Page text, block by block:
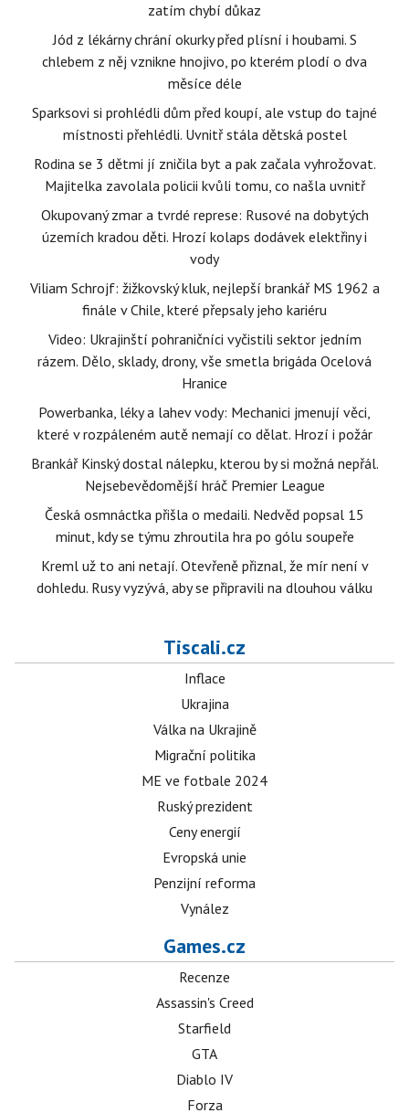
zatím chybí důkaz
Jód z lékárny chrání okurky před plísní i houbami. S
chlebem z něj vznikne hnojivo, po kterém plodí o dva
měsíce déle
Sparksovi si prohlédli dům před koupí, ale vstup do tajné
místnosti přehlédli. Uvnitř stála dětská postel
Rodina se 3 dětmi jí zničila byt a pak začala vyhrožovat.
Majitelka zavolala policii kvůli tomu, co našla uvnitř
Okupovaný zmar a tvrdé represe: Rusové na dobytých
územích kradou děti. Hrozí kolaps dodávek elektřiny i
vody
Viliam Schrojf: žižkovský kluk, nejlepší brankář MS 1962 a
finále v Chile, které přepsaly jeho kariéru
Video: Ukrajinští pohraničníci vyčistili sektor jedním
rázem. Dělo, sklady, drony, vše smetla brigáda Ocelová
Hranice
Powerbanka, léky a lahev vody: Mechanici jmenují věci,
které v rozpáleném autě nemají co dělat. Hrozí i požár
Brankář Kinský dostal nálepku, kterou by si možná nepřál.
Nejsebevědomější hráč Premier League
Česká osmnáctka přišla o medaili. Nedvěd popsal 15
minut, kdy se týmu zhroutila hra po gólu soupeře
Kreml už to ani netají. Otevřeně přiznal, že mír není v
dohledu. Rusy vyzývá, aby se připravili na dlouhou válku
Tiscali.cz
Inflace
Ukrajina
Válka na Ukrajině
Migrační politika
ME ve fotbale 2024
Ruský prezident
Ceny energií
Evropská unie
Penzijní reforma
Vynález
Games.cz
Recenze
Assassin's Creed
Starfield
GTA
Diablo IV
Forza